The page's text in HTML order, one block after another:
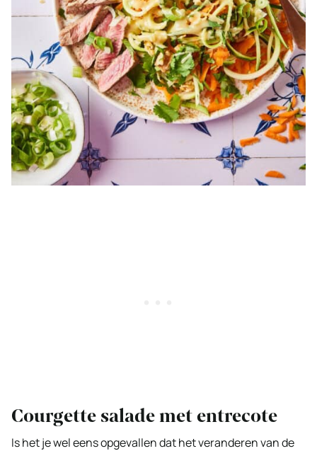
Courgette salade met entrecote
Is het je wel eens opgevallen dat het veranderen van de